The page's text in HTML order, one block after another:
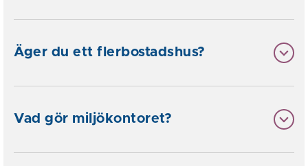
Äger du ett flerbostadshus?
Vad gör miljökontoret?